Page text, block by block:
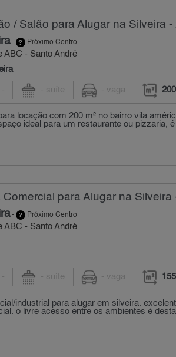
/ Salão para Alugar na Silveira -
- Próximo Centro
ABC - Santo André
- - suíte - vaga
locação com 200 m² no bairro vila
ideal para um restaurante ou pizzaria,
Comercial para Alugar na Silveira
- Próximo Centro
ABC - Santo André
- - suíte - vaga
industrial para alugar em silveira.
o livre acesso entre os ambientes é